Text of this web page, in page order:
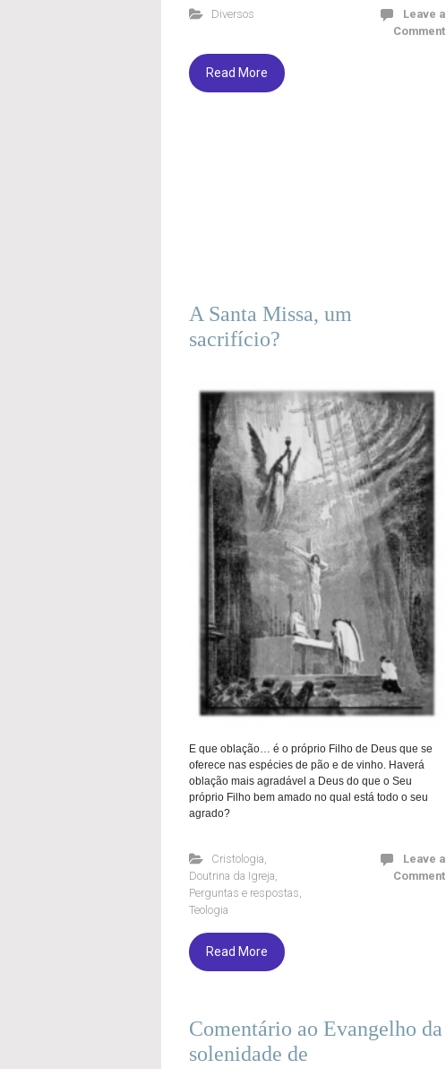
Diversos
Leave a
Comment
Read More
A Santa Missa, um
sacrifício?
E que oblação… é o próprio Filho de Deus que se
oferece nas espécies de pão e de vinho. Haverá
oblação mais agradável a Deus do que o Seu
próprio Filho bem amado no qual está todo o seu
agrado?
Cristologia
Doutrina da Igreja
Perguntas e respostas
Teologia
Leave a
Comment
Read More
Comentário ao Evangelho da
solenidade de